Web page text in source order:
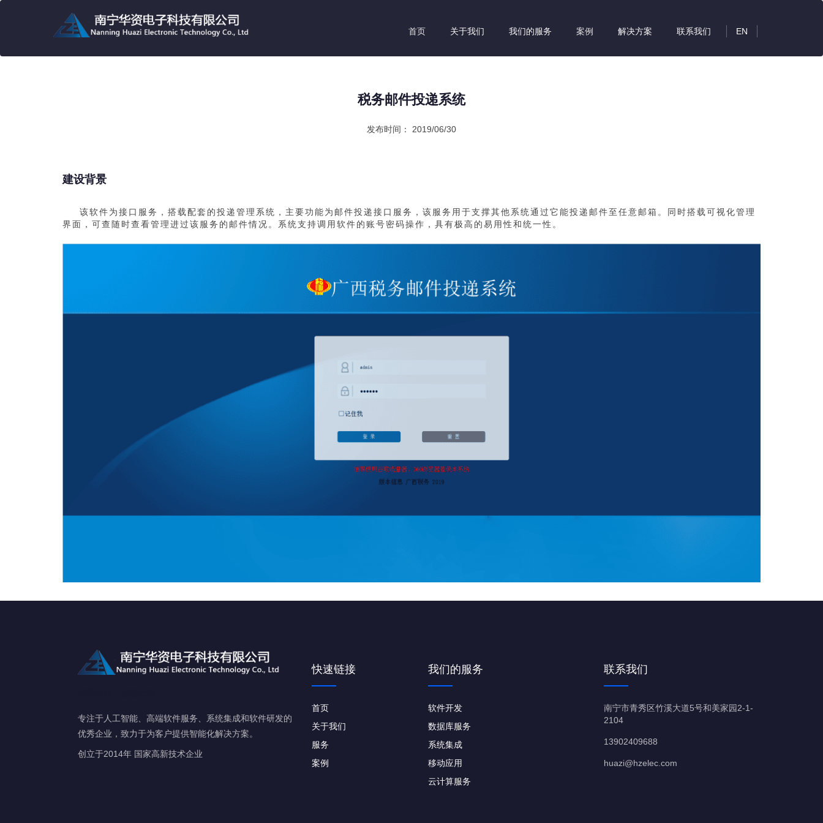
首页 关于我们 我们的服务 案例 解决方案 联系我们 EN
税务邮件投递系统
发布时间： 2019/06/30
建设背景
该软件为接口服务，搭载配套的投递管理系统，主要功能为邮件投递接口服务，该服务用于支撑其他系统通过它能投递邮件至任意邮箱。同时搭载可视化管理
界面，可查随时查看管理进过该服务的邮件情况。系统支持调用软件的账号密码操作，具有极高的易用性和统一性。
专注于人工智能、高端软件服务、系统集成和软件研发的
优秀企业，致力于为客户提供智能化解决方案。
创立于2014年 国家高新技术企业
快速链接
首页
关于我们
服务
案例
我们的服务
软件开发
数据库服务
系统集成
移动应用
云计算服务
联系我们
南宁市青秀区竹溪大道5号和美家园2-1-
2104
13902409688
huazi@hzelec.com